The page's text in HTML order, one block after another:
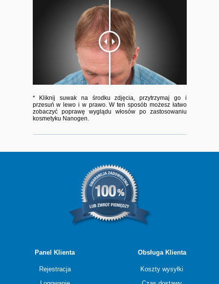
* Kliknij suwak na środku zdjęcia, przytrzymaj go i
przesuń w lewo i w prawo. W ten sposób możesz łatwo
zobaczyć poprawę wyglądu włosów po zastosowaniu
kosmetyku Nanogen.
Panel Klienta
Rejestracja
Obsługa Klienta
Koszty wysyłki